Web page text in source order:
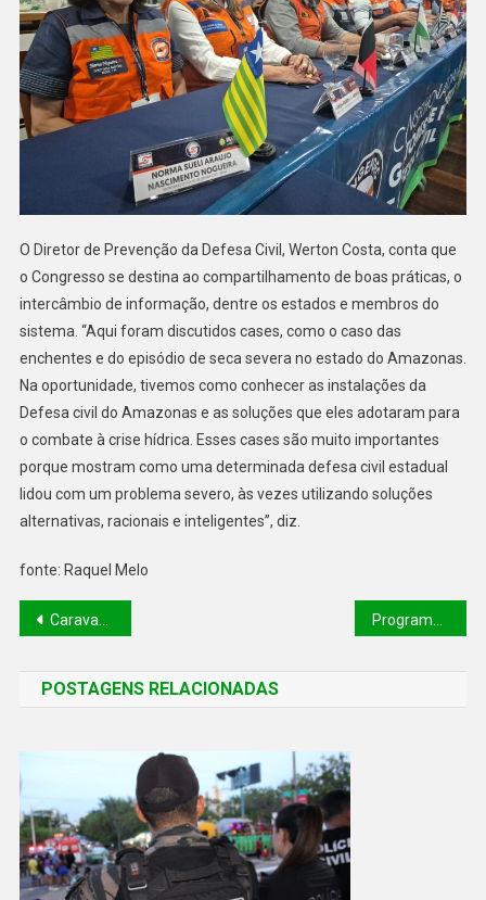
O Diretor de Prevenção da Defesa Civil, Werton Costa, conta que
o Congresso se destina ao compartilhamento de boas práticas, o
intercâmbio de informação, dentre os estados e membros do
sistema. “Aqui foram discutidos cases, como o caso das
enchentes e do episódio de seca severa no estado do Amazonas.
Na oportunidade, tivemos como conhecer as instalações da
Defesa civil do Amazonas e as soluções que eles adotaram para
o combate à crise hídrica. Esses cases são muito importantes
porque mostram como uma determinada defesa civil estadual
lidou com um problema severo, às vezes utilizando soluções
alternativas, racionais e inteligentes”, diz.
fonte: Raquel Melo
Caravana Acelera Seduc anuncia obras e entrega equipamentos em escolas da região norte do Piauí
POSTAGENS RELACIONADAS